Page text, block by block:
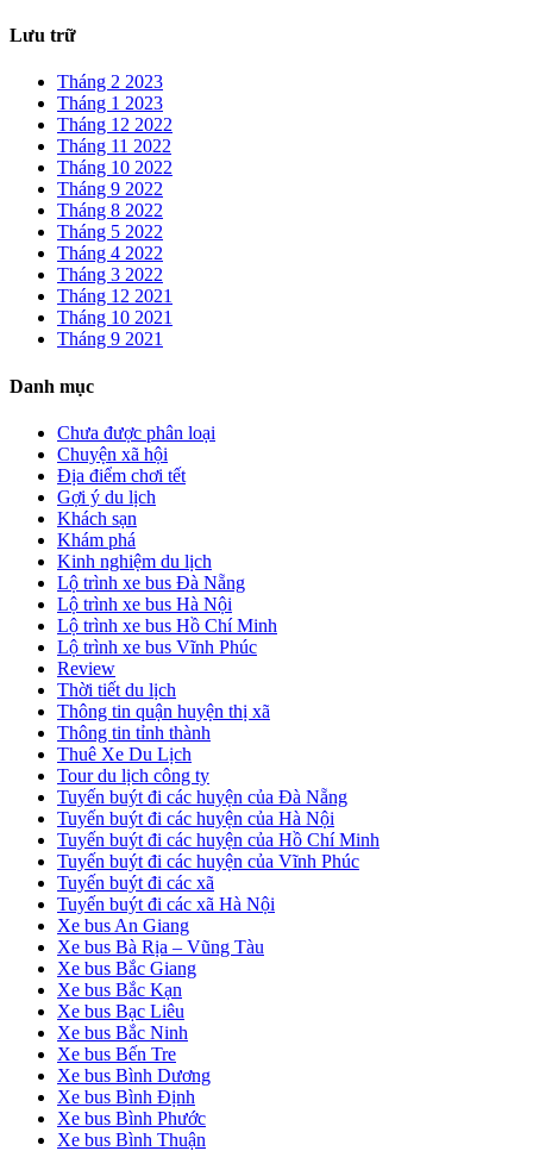
Lưu trữ
Tháng 2 2023
Tháng 1 2023
Tháng 12 2022
Tháng 11 2022
Tháng 10 2022
Tháng 9 2022
Tháng 8 2022
Tháng 5 2022
Tháng 4 2022
Tháng 3 2022
Tháng 12 2021
Tháng 10 2021
Tháng 9 2021
Danh mục
Chưa được phân loại
Chuyện xã hội
Địa điểm chơi tết
Gợi ý du lịch
Khách sạn
Khám phá
Kinh nghiệm du lịch
Lộ trình xe bus Đà Nẵng
Lộ trình xe bus Hà Nội
Lộ trình xe bus Hồ Chí Minh
Lộ trình xe bus Vĩnh Phúc
Review
Thời tiết du lịch
Thông tin quận huyện thị xã
Thông tin tỉnh thành
Thuê Xe Du Lịch
Tour du lịch công ty
Tuyến buýt đi các huyện của Đà Nẵng
Tuyến buýt đi các huyện của Hà Nội
Tuyến buýt đi các huyện của Hồ Chí Minh
Tuyến buýt đi các huyện của Vĩnh Phúc
Tuyến buýt đi các xã
Tuyến buýt đi các xã Hà Nội
Xe bus An Giang
Xe bus Bà Rịa – Vũng Tàu
Xe bus Bắc Giang
Xe bus Bắc Kạn
Xe bus Bạc Liêu
Xe bus Bắc Ninh
Xe bus Bến Tre
Xe bus Bình Dương
Xe bus Bình Định
Xe bus Bình Phước
Xe bus Bình Thuận